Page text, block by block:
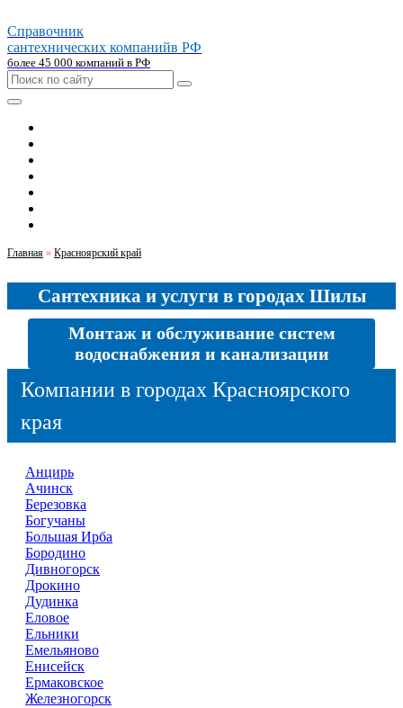
Справочник
сантехнических компанийв РФ
более 45 000 компаний в РФ
Главная » Красноярский край
Сантехника и услуги в городах Шилы
Монтаж и обслуживание систем
водоснабжения и канализации
Компании в городах Красноярского
края
Анцирь
Ачинск
Березовка
Богучаны
Большая Ирба
Бородино
Дивногорск
Дрокино
Дудинка
Еловое
Ельники
Емельяново
Енисейск
Ермаковское
Железногорск